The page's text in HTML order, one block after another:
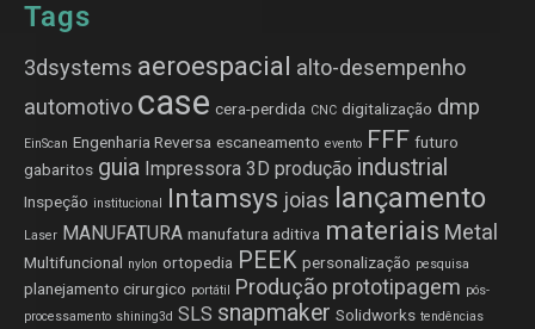
Tags
3dsystems aeroespacial alto-desempenho
automotivo case cera-perdida CNC digitalização dmp
EinScan Engenharia Reversa escaneamento evento FFF futuro
gabaritos guia Impressora 3D produção industrial
Inspeção institucional Intamsys joias lançamento
Laser MANUFATURA manufatura aditiva materiais Metal
Multifuncional nylon ortopedia PEEK personalização pesquisa
planejamento cirurgico portátil Produção prototipagem pós-
processamento shining3d SLS snapmaker Solidworks tendências